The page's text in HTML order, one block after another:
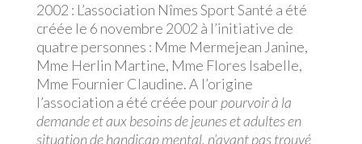
2002 : L’association Nîmes Sport Santé a été
créée le 6 novembre 2002 à l’initiative de
quatre personnes : Mme Mermejean Janine,
Mme Herlin Martine, Mme Flores Isabelle,
Mme Fournier Claudine. A l’origine
l’association a été créée pourpourvoir à la
demande et aux besoins de jeunes et adultes en
situation de handicap mental, n’ayant pas trouvé